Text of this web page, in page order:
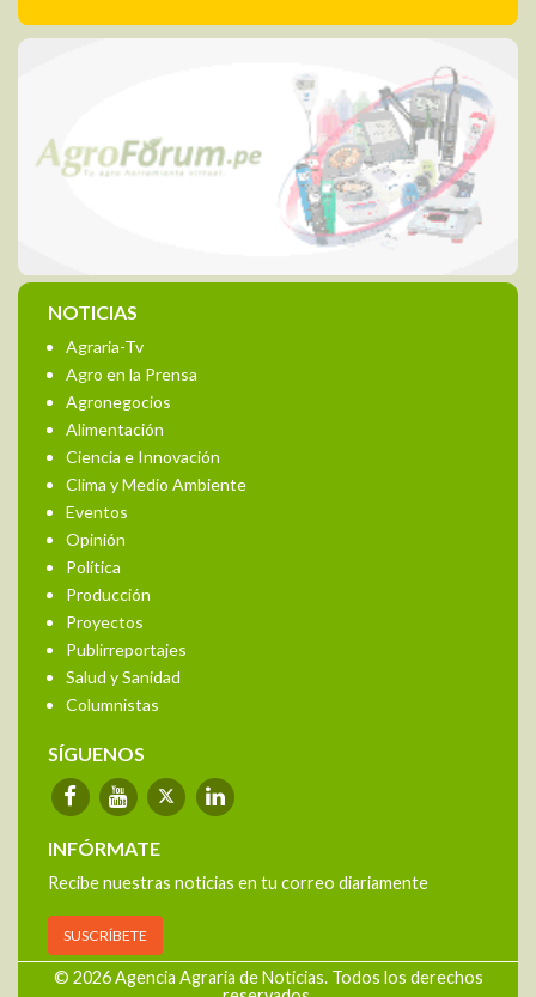
NOTICIAS
Agraria-Tv
Agro en la Prensa
Agronegocios
Alimentación
Ciencia e Innovación
Clima y Medio Ambiente
Eventos
Opinión
Política
Producción
Proyectos
Publirreportajes
Salud y Sanidad
Columnistas
SÍGUENOS
INFÓRMATE
Recibe nuestras noticias en tu correo diariamente
SUSCRÍBETE
© 2026 Agencia Agraria de Noticias. Todos los derechos